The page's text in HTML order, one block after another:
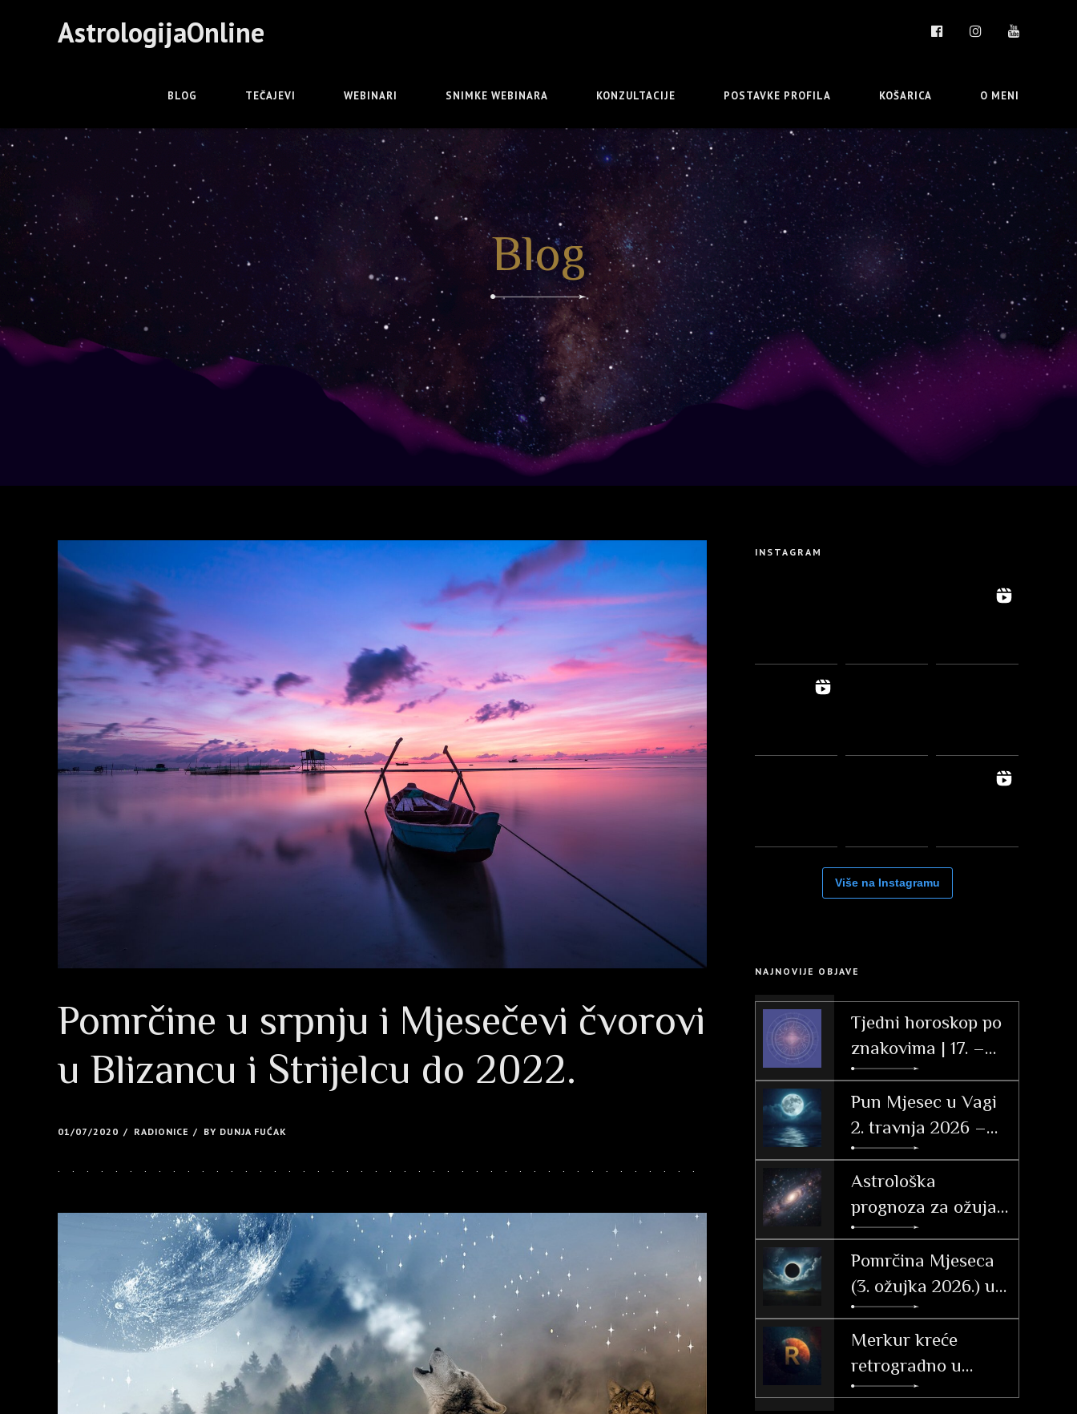
AstrologijaOnline
BLOG TEČAJEVI WEBINARI SNIMKE WEBINARA KONZULTACIJE POSTAVKE PROFILA KOŠARICA O MENI
Blog
Pomrčine u srpnju i Mjesečevi čvorovi
u Blizancu i Strijelcu do 2022.
01/07/2020 RADIONICE BY DUNJA FUĆAK
INSTAGRAM
Više na Instagramu
NAJNOVIJE OBJAVE
Tjedni horoskop po
znakovima | 17. –
23. svibnja 2026.
Pun Mjesec u Vagi
2. travnja 2026 –
značenje po
znakovima
Astrološka
prognoza za ožujak
2026. – Vrijeme
tranzicije, akcije i
velikih otkrića
Pomrčina Mjeseca
(3. ožujka 2026.) u
Djevici: Vodič i
utjecaj po
ascendentu
Merkur kreće
retrogradno u
Ribama (26. 2. – 20.